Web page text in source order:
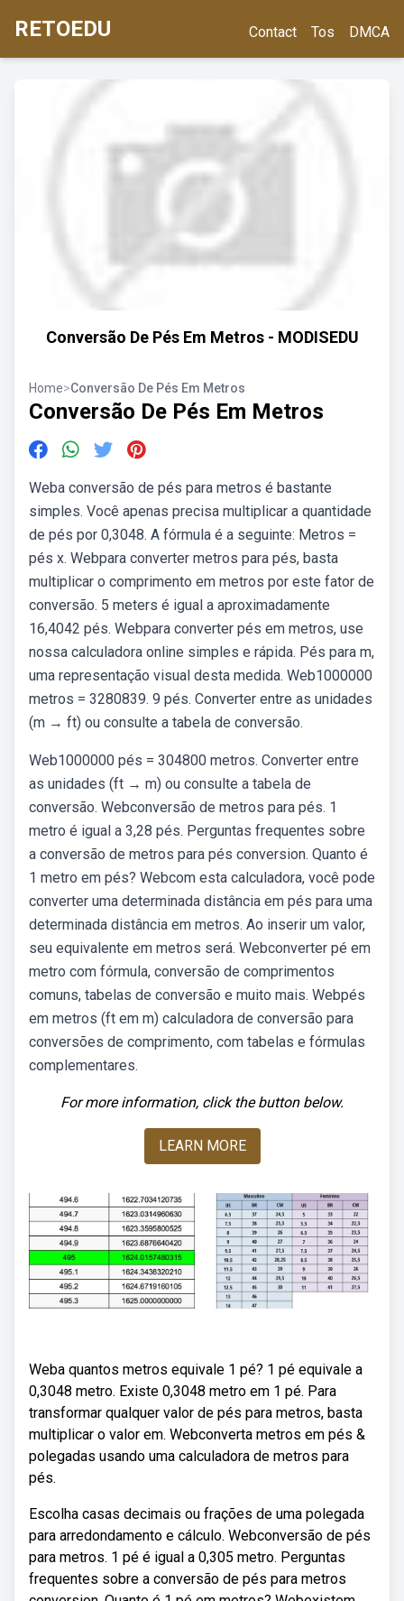
RETOEDU Contact Tos DMCA
Conversão De Pés Em Metros - MODISEDU
Home>Conversão De Pés Em Metros
Conversão De Pés Em Metros
Weba conversão de pés para metros é bastante
simples. Você apenas precisa multiplicar a quantidade
de pés por 0,3048. A fórmula é a seguinte: Metros =
pés x. Webpara converter metros para pés, basta
multiplicar o comprimento em metros por este fator de
conversão. 5 meters é igual a aproximadamente
16,4042 pés. Webpara converter pés em metros, use
nossa calculadora online simples e rápida. Pés para m,
uma representação visual desta medida. Web1000000
metros = 3280839. 9 pés. Converter entre as unidades
(m → ft) ou consulte a tabela de conversão.
Web1000000 pés = 304800 metros. Converter entre
as unidades (ft → m) ou consulte a tabela de
conversão. Webconversão de metros para pés. 1
metro é igual a 3,28 pés. Perguntas frequentes sobre
a conversão de metros para pés conversion. Quanto é
1 metro em pés? Webcom esta calculadora, você pode
converter uma determinada distância em pés para uma
determinada distância em metros. Ao inserir um valor,
seu equivalente em metros será. Webconverter pé em
metro com fórmula, conversão de comprimentos
comuns, tabelas de conversão e muito mais. Webpés
em metros (ft em m) calculadora de conversão para
conversões de comprimento, com tabelas e fórmulas
complementares.
For more information, click the button below.
LEARN MORE
Weba quantos metros equivale 1 pé? 1 pé equivale a
0,3048 metro. Existe 0,3048 metro em 1 pé. Para
transformar qualquer valor de pés para metros, basta
multiplicar o valor em. Webconverta metros em pés &
polegadas usando uma calculadora de metros para
pés.
Escolha casas decimais ou frações de uma polegada
para arredondamento e cálculo. Webconversão de pés
para metros. 1 pé é igual a 0,305 metro. Perguntas
frequentes sobre a conversão de pés para metros